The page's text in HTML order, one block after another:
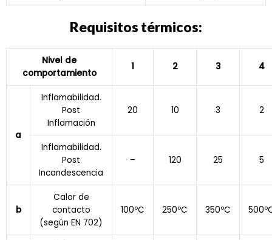
Requisitos térmicos:
Nivel de
comportamiento
1 2 3 4
a
Inflamabilidad.
Post
Inflamación
20 10 3 2
Inflamabilidad.
Post
Incandescencia
– 120 25 5
b
Calor de
contacto
(según EN 702)
100ºC 250ºC 350ºC